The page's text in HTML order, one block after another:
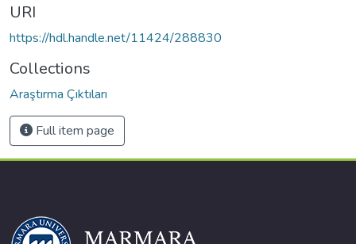
URI
https://hdl.handle.net/11424/288830
Collections
Araştırma Çıktıları
Full item page